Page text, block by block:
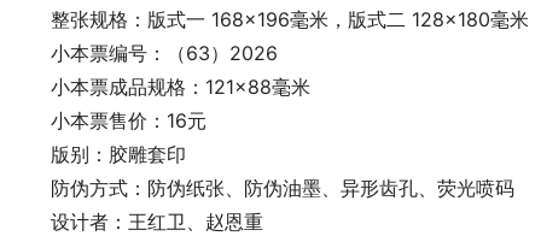
整张规格：版式一 168×196毫米，版式二 128×180毫米
小本票编号：（63）2026
小本票成品规格：121×88毫米
小本票售价：16元
版别：胶雕套印
防伪方式：防伪纸张、防伪油墨、异形齿孔、荧光喷码
设计者：王红卫、赵恩重